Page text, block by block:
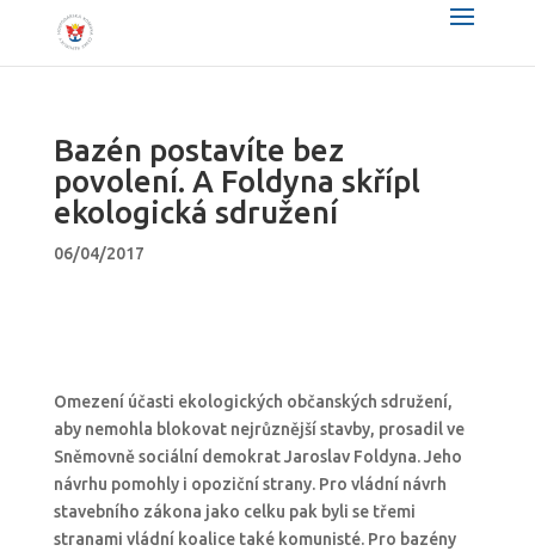
Bazén postavíte bez
povolení. A Foldyna skřípl
ekologická sdružení
06/04/2017
Omezení účasti ekologických občanských sdružení,
aby nemohla blokovat nejrůznější stavby, prosadil ve
Sněmovně sociální demokrat Jaroslav Foldyna. Jeho
návrhu pomohly i opoziční strany. Pro vládní návrh
stavebního zákona jako celku pak byli se třemi
stranami vládní koalice také komunisté. Pro bazény